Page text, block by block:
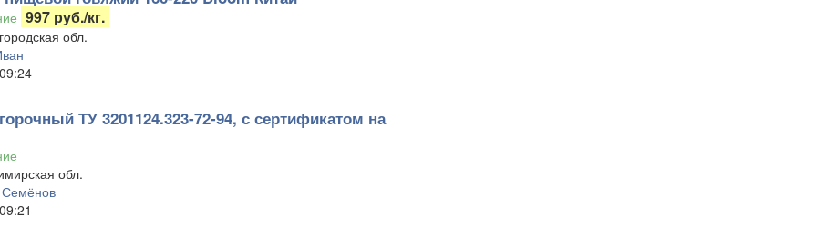
997 руб./кг.
обл.
ТУ 3201124.323-72-94, с сертификатом на
обл.
Семёнов